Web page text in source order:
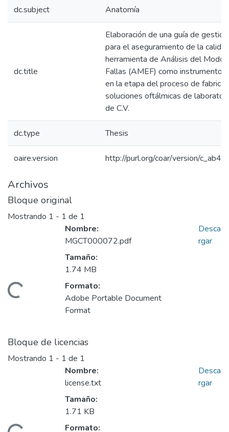
dc.subject Anatomía
dc.title
Elaboración de una guía de
para el aseguramiento de la
herramienta de Análisis del Modo
Fallas (AMEF) como instrumento
en la etapa del proceso de
soluciones oftálmicas de
de C.V.
dc.type Thesis
oaire.version http://purl.org/coar/version/
Archivos
Bloque original
Mostrando 1 - 1 de 1
Nombre:
MGCT000072.pdf
Tamaño:
1.74 MB
Formato:
Adobe Portable Document
Format
Desca
rgar
Bloque de licencias
Mostrando 1 - 1 de 1
Nombre:
license.txt
Tamaño:
1.71 KB
Formato:
Desca
rgar